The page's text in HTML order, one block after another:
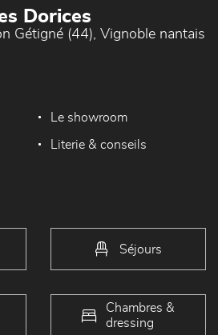
Dorices
Gétigné (44), Vignoble nantais
Le showroom
Literie & conseils
Séjours
Chambres &
dressing